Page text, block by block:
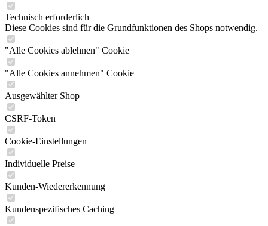
Technisch erforderlich
Diese Cookies sind für die Grundfunktionen des Shops notwendig.
"Alle Cookies ablehnen" Cookie
"Alle Cookies annehmen" Cookie
Ausgewählter Shop
CSRF-Token
Cookie-Einstellungen
Individuelle Preise
Kunden-Wiedererkennung
Kundenspezifisches Caching